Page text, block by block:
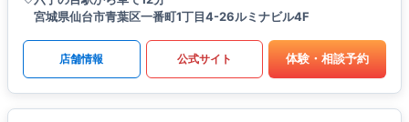
宮城県仙台市青葉区一番町1丁目4-26ルミナビル4F
店舗情報 公式サイト 体験・相談予約